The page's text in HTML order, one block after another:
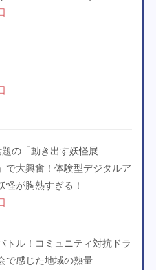
の「動き出す妖怪展
で大興奮！体験型デジタルア
怪が胸熱すぎる！
トル！コミュニティ対抗ドラ
で感じた地域の熱量